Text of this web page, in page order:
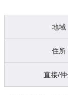
地域
住所
直接/仲